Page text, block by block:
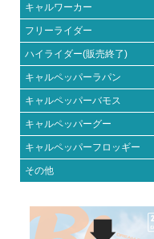
キャルワーカー
フリーライダー
ハイライダー(販売終了)
キャルペッパーラパン
キャルペッパーバモス
キャルペッパーグー
キャルペッパーフロッギー
その他